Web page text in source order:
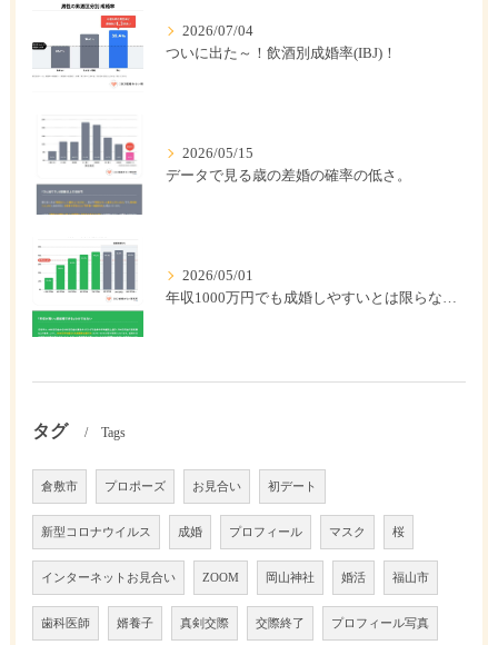
2026/07/04
ついに出た～！飲酒別成婚率(IBJ)！
2026/05/15
データで見る歳の差婚の確率の低さ。
2026/05/01
年収1000万円でも成婚しやすいとは限らない? 「年収帯別の成婚率」のリアル
タグ Tags
倉敷市 プロポーズ お見合い 初デート
新型コロナウイルス 成婚 プロフィール マスク 桜
インターネットお見合い ZOOM 岡山神社 婚活 福山市
歯科医師 婿養子 真剣交際 交際終了 プロフィール写真